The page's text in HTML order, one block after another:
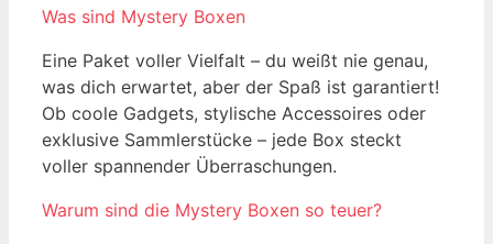
Was sind Mystery Boxen
Eine Paket voller Vielfalt – du weißt nie genau,
was dich erwartet, aber der Spaß ist garantiert!
Ob coole Gadgets, stylische Accessoires oder
exklusive Sammlerstücke – jede Box steckt
voller spannender Überraschungen.
Warum sind die Mystery Boxen so teuer?